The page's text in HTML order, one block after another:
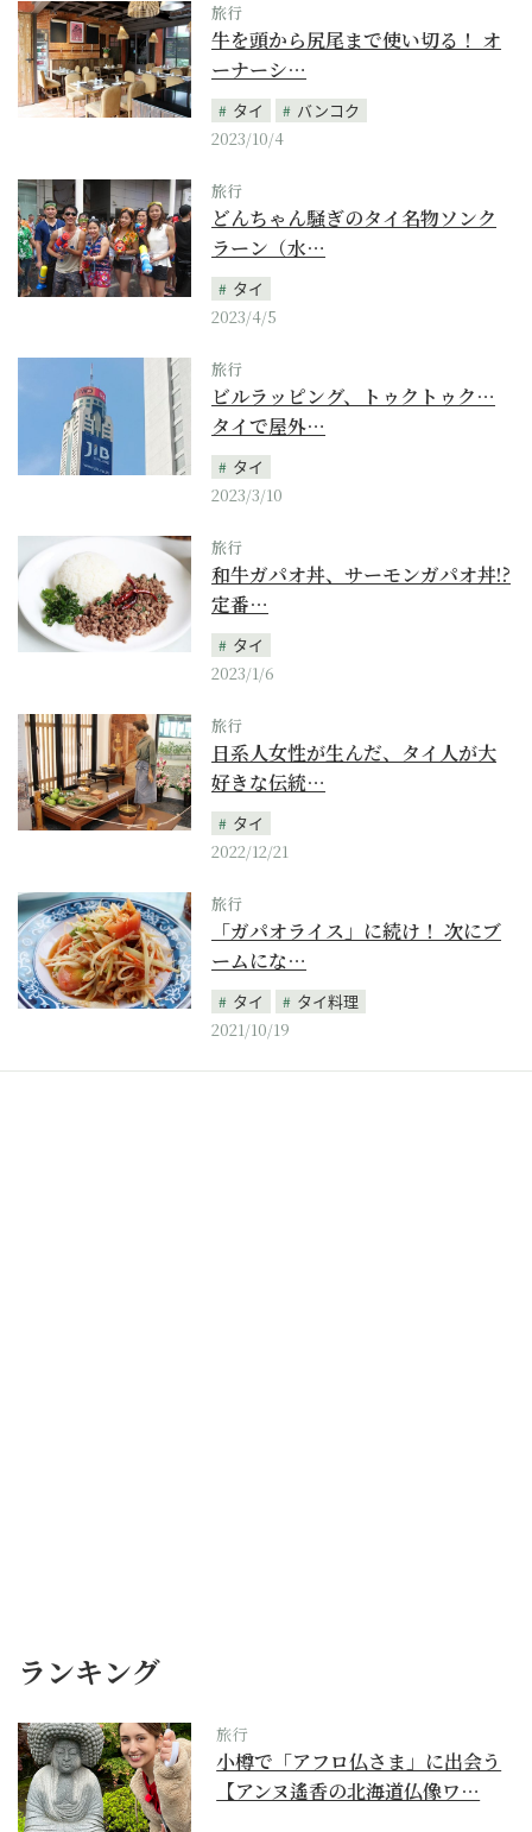
旅行
牛を頭から尻尾まで使い切る！ オ
ーナーシ…
タイ
バンコク
2023/10/4
旅行
どんちゃん騒ぎのタイ名物ソンク
ラーン（水…
タイ
2023/4/5
旅行
ビルラッピング、トゥクトゥク…
タイで屋外…
タイ
2023/3/10
旅行
和牛ガパオ丼、サーモンガパオ丼!?
定番…
タイ
2023/1/6
旅行
日系人女性が生んだ、タイ人が大
好きな伝統…
タイ
2022/12/21
旅行
「ガパオライス」に続け！ 次にブ
ームにな…
タイ
タイ料理
2021/10/19
ランキング
旅行
小樽で「アフロ仏さま」に出会う
【アンヌ遙香の北海道仏像ワ…